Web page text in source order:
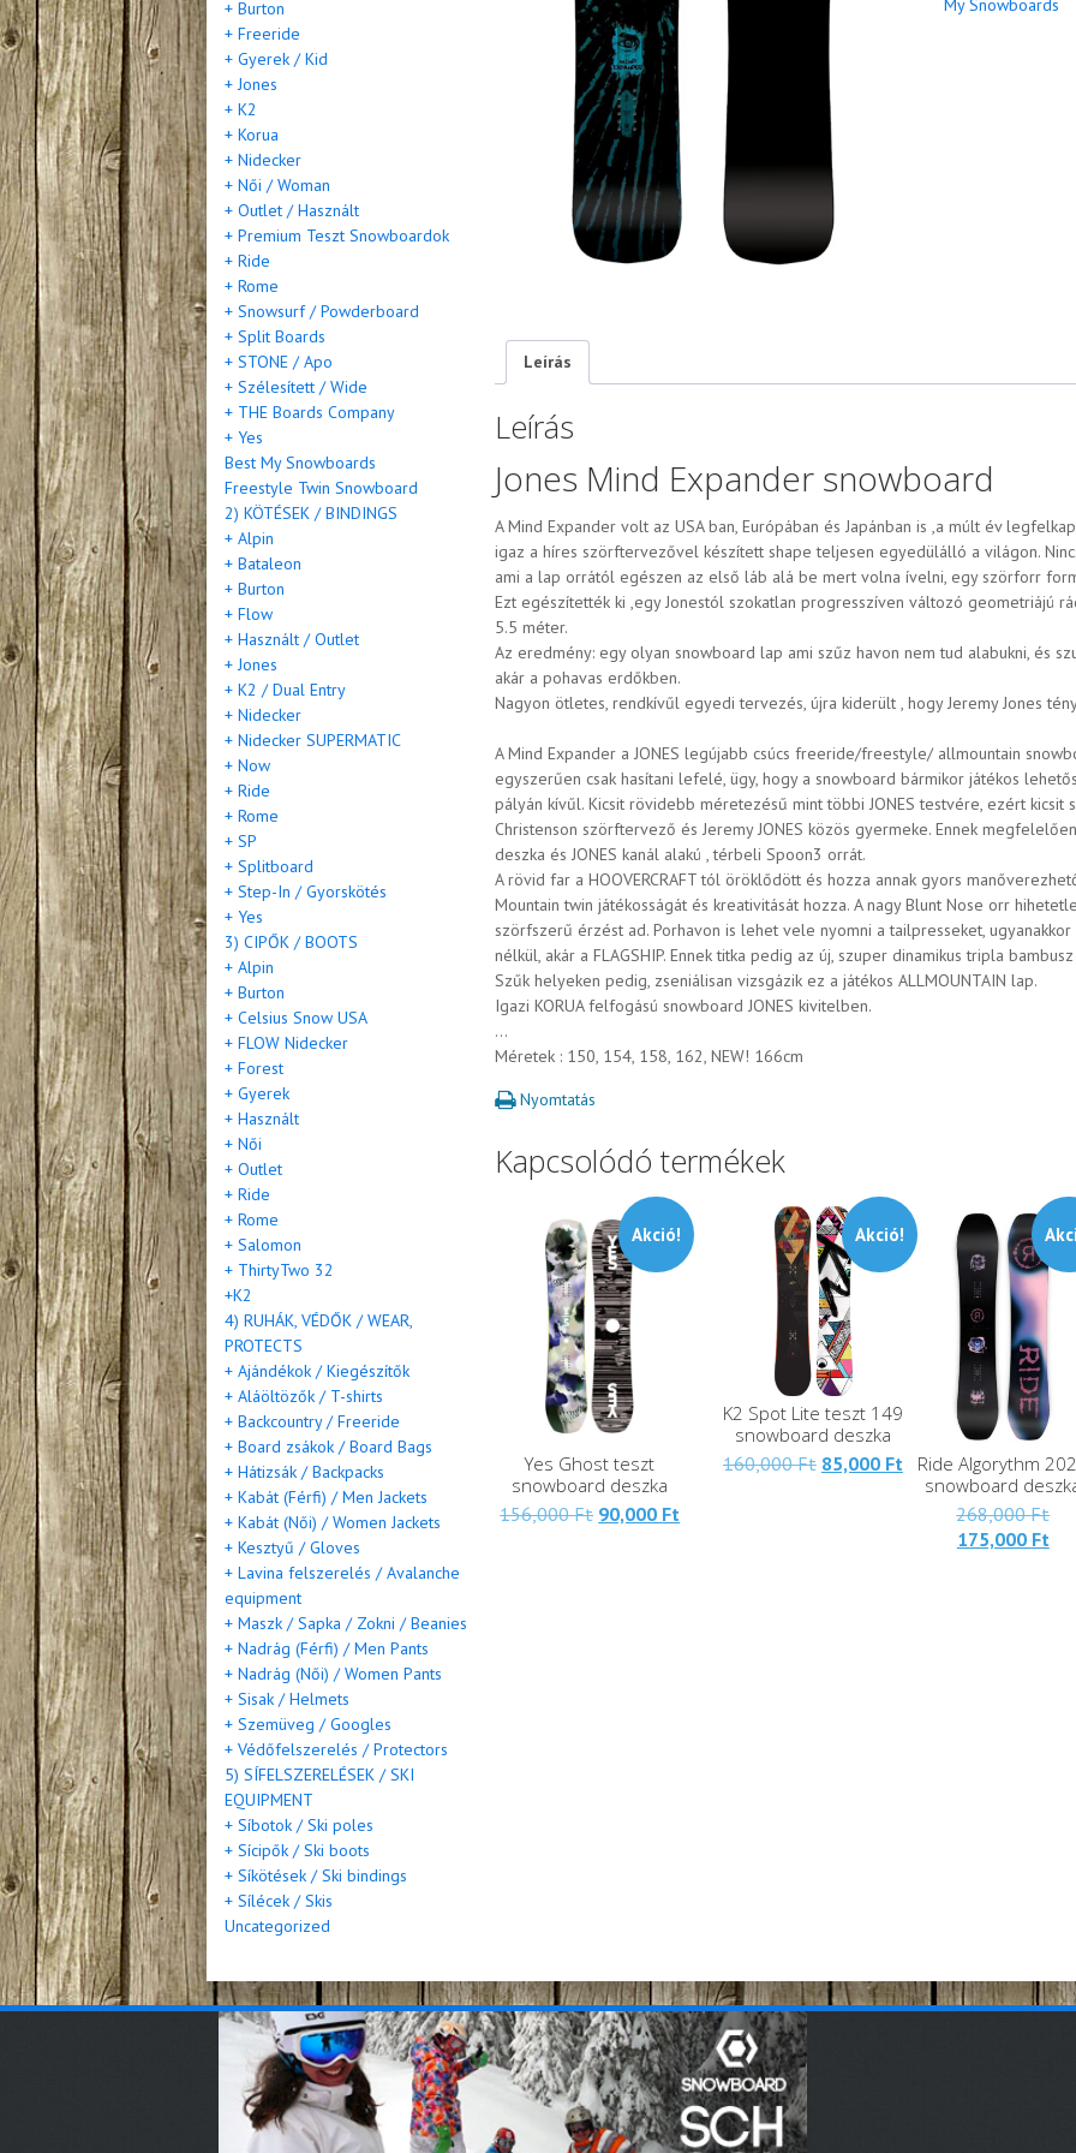
My Snowboards
Leírás
Leírás
Jones Mind Expander snowboard
A Mind Expander volt az USA ban, Európában és Japánban is ,a múlt év
igaz a híres szörftervezővel készített shape teljesen egyedülálló a világon.
ami a lap orrától egészen az első láb alá be mert volna ívelni, egy szörforr
Ezt egészítették ki ,egy Jonestól szokatlan progresszíven változó geometriájú
5.5 méter.
Az eredmény: egy olyan snowboard lap ami szűz havon nem tud alabukni, és
akár a pohavas erdőkben.
Nagyon ötletes, rendkívűl egyedi tervezés, újra kiderült , hogy Jeremy Jones
A Mind Expander a JONES legújabb csúcs freeride/freestyle/ allmountain
egyszerűen csak hasítani lefelé, ügy, hogy a snowboard bármikor játékos
pályán kívűl. Kicsit rövidebb méretezésű mint többi JONES testvére, ezért kicsit
Christenson szörftervező és Jeremy JONES közös gyermeke. Ennek
deszka és JONES kanál alakú , térbeli Spoon3 orrát.
A rövid far a HOOVERCRAFT tól öröklődött és hozza annak gyors
Mountain twin játékosságát és kreativitását hozza. A nagy Blunt Nose orr
szörfszerű érzést ad. Porhavon is lehet vele nyomni a tailpresseket,
nélkül, akár a FLAGSHIP. Ennek titka pedig az új, szuper dinamikus tripla
Szűk helyeken pedig, zseniálisan vizsgázik ez a játékos ALLMOUNTAIN lap.
Igazi KORUA felfogású snowboard JONES kivitelben.
…
Méretek : 150, 154, 158, 162, NEW! 166cm
Nyomtatás
Kapcsolódó termékek
Akció!
Yes Ghost teszt
snowboard deszka
156,000Ft Eredeti
90,000 Ft
Akció!
K2 Spot Lite teszt 149
snowboard deszka
160,000Ft Eredeti
85,000 FtJelenlegi
ára:
85,000 Ft.
Ride Algorythm
snowboard
268,000Ft
175,000 Ft
+ Burton
+ Freeride
+ Gyerek / Kid
+ Jones
+ K2
+ Korua
+ Nidecker
+ Női / Woman
+ Outlet / Használt
+ Premium Teszt Snowboardok
+ Ride
+ Rome
+ Snowsurf / Powderboard
+ Split Boards
+ STONE / Apo
+ Szélesített / Wide
+ THE Boards Company
+ Yes
Best My Snowboards
Freestyle Twin Snowboard
2) KÖTÉSEK / BINDINGS
+ Alpin
+ Bataleon
+ Burton
+ Flow
+ Használt / Outlet
+ Jones
+ K2 / Dual Entry
+ Nidecker
+ Nidecker SUPERMATIC
+ Now
+ Ride
+ Rome
+ SP
+ Splitboard
+ Step-In / Gyorskötés
+ Yes
3) CIPŐK / BOOTS
+ Alpin
+ Burton
+ Celsius Snow USA
+ FLOW Nidecker
+ Forest
+ Gyerek
+ Használt
+ Női
+ Outlet
+ Ride
+ Rome
+ Salomon
+ ThirtyTwo 32
+K2
4) RUHÁK, VÉDŐK / WEAR,
PROTECTS
+ Ajándékok / Kiegészítők
+ Aláöltözők / T-shirts
+ Backcountry / Freeride
+ Board zsákok / Board Bags
+ Hátizsák / Backpacks
+ Kabát (Férfi) / Men Jackets
+ Kabát (Női) / Women Jackets
+ Kesztyű / Gloves
+ Lavina felszerelés / Avalanche
equipment
+ Maszk / Sapka / Zokni / Beanies
+ Nadrág (Férfi) / Men Pants
+ Nadrág (Női) / Women Pants
+ Sisak / Helmets
+ Szemüveg / Googles
+ Védőfelszerelés / Protectors
5) SÍFELSZERELÉSEK / SKI
EQUIPMENT
+ Síbotok / Ski poles
+ Sícipők / Ski boots
+ Síkötések / Ski bindings
+ Sílécek / Skis
Uncategorized